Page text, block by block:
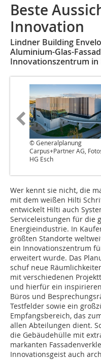
Beste
Innovation
Lindner Building
Aluminium-Glas-
Innovationszentrum in
© Generalplanung
Carpus+Partner AG,
HG Esch
Wer kennt sie nicht, die
mit dem weißen Hilti
entwickelt Hilti auch
Serviceleistungen für die
Energieindustrie. In
größten Standorte
ein Innovationszentrum
erweitert wurde. Das
schuf neue
mit verschiedenen
und hierfür ein
Büros und
Testfelder sowie ein
Empfangsbereich, das
allen Abteilungen dient.
die Gebäudehülle mit
markanten
Innovationsgeist auch